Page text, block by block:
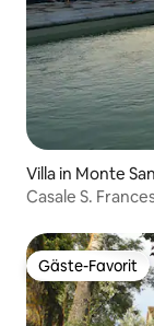
Villa in Monte
Casale S.
Gäste-Favorit
Gäste-Favorit